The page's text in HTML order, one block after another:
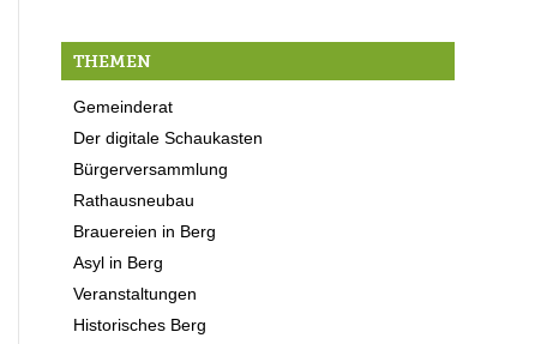
THEMEN
Gemeinderat
Der digitale Schaukasten
Bürgerversammlung
Rathausneubau
Brauereien in Berg
Asyl in Berg
Veranstaltungen
Historisches Berg